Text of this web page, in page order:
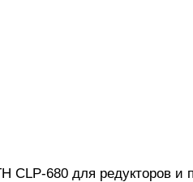
CLP-680 для редукторов и